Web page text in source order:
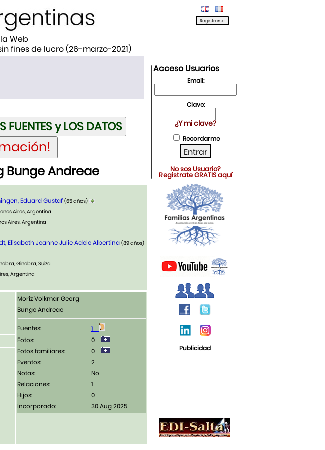
Web
fines de lucro (26-marzo-2021)
Bunge Andreae
Eduard Gustaf(65 años)
Aires, Argentina
Aires, Argentina
Elisabeth Jeanne Julie Adele Albertina(89 años)
Ginebra, Suiza
Argentina
Moriz Volkmar Georg
Bunge Andreae
Fuentes:
1
Fotos:
0
Fotos familiares:
0
Eventos:
2
Notas:
No
Relaciones:
1
Hijos:
0
Incorporado:
30 Aug 2025
Acceso Usuarios
Email:
Clave:
¿Y mi clave?
Recordarme
No sos Usuario?
Registrate GRATIS aquí
Publicidad